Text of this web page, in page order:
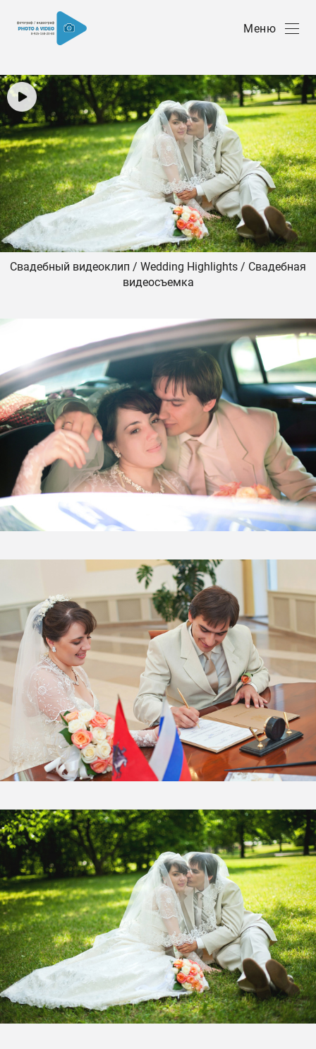
Меню
Свадебный видеоклип / Wedding Highlights / Свадебная
видеосъемка